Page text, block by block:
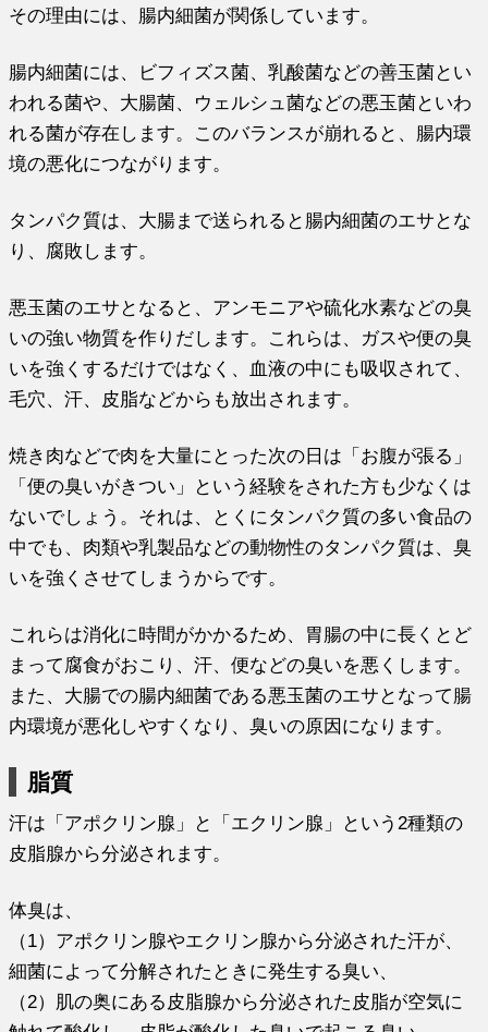
その理由には、腸内細菌が関係しています。
腸内細菌には、ビフィズス菌、乳酸菌などの善玉菌とい
われる菌や、大腸菌、ウェルシュ菌などの悪玉菌といわ
れる菌が存在します。このバランスが崩れると、腸内環
境の悪化につながります。
タンパク質は、大腸まで送られると腸内細菌のエサとな
り、腐敗します。
悪玉菌のエサとなると、アンモニアや硫化水素などの臭
いの強い物質を作りだします。これらは、ガスや便の臭
いを強くするだけではなく、血液の中にも吸収されて、
毛穴、汗、皮脂などからも放出されます。
焼き肉などで肉を大量にとった次の日は「お腹が張る」
「便の臭いがきつい」という経験をされた方も少なくは
ないでしょう。それは、とくにタンパク質の多い食品の
中でも、肉類や乳製品などの動物性のタンパク質は、臭
いを強くさせてしまうからです。
これらは消化に時間がかかるため、胃腸の中に長くとど
まって腐食がおこり、汗、便などの臭いを悪くします。
また、大腸での腸内細菌である悪玉菌のエサとなって腸
内環境が悪化しやすくなり、臭いの原因になります。
脂質
汗は「アポクリン腺」と「エクリン腺」という2種類の
皮脂腺から分泌されます。
体臭は、
（1）アポクリン腺やエクリン腺から分泌された汗が、
細菌によって分解されたときに発生する臭い、
（2）肌の奥にある皮脂腺から分泌された皮脂が空気に